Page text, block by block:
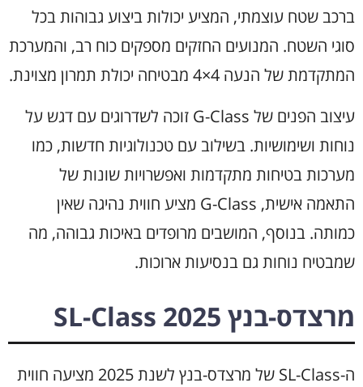
ברכב שטח עוצמתי, המציע יכולות ביצוע גבוהות בכל
סוגי השטח. המנועים החזקים מספקים כוח רב, והמערכת
המתקדמת של הנעה 4×4 מבטיחה יכולת תמרון מצוינת.
עיצוב הפנים של G-Class זוכה לשדרוגים עם דגש על
נוחות ושימושיות. בשילוב עם טכנולוגיות חדשות, כמו
מערכות בטיחות מתקדמות ואפשרויות שונות של
התאמה אישית, G-Class מציע חווית נהיגה שאין
כמותה. בנוסף, המושבים מרופדים באיכות גבוהה, מה
שמבטיח נוחות גם בנסיעות ארוכות.
מרצדס-בנץ SL-Class 2025
ה-SL-Class של מרצדס-בנץ לשנת 2025 מציעה חווית